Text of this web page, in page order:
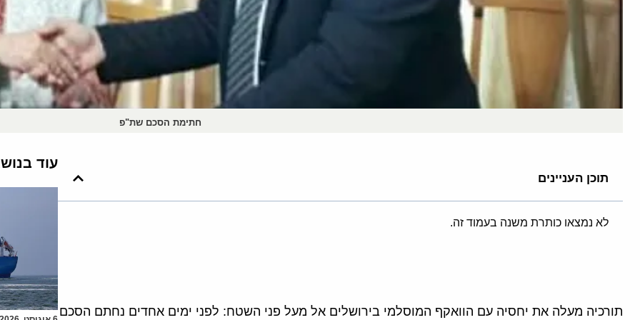
חתימת הסכם שת"פ
תוכן העניינים
לא נמצאו כותרת משנה בעמוד זה.
תורכיה מעלה את יחסיה עם הוואקף המוסלמי בירושלים אל מעל פני השטח: לפני ימים אחדים נחתם הסכם
עוד